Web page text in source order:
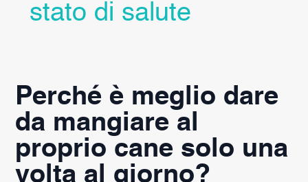
stato di salute
Perché è meglio dare
da mangiare al
proprio cane solo una
volta al giorno?